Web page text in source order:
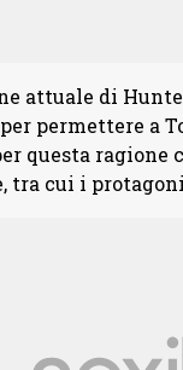
attuale di
permettere a
questa
tra cui i